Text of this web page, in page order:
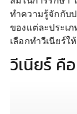
ทำความรู้จักกับ
ของแต่ละประเ
เลือกทำวีเนียร์ใ
วีเนียร์ คือ